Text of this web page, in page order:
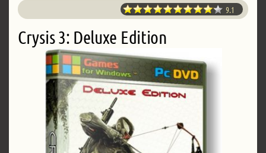
9.1
Crysis 3: Deluxe Edition